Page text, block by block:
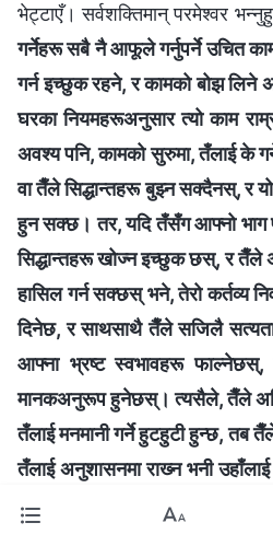
भेट्टाएँ। सर्वशक्तिमान्‌ परमेश्‍वर
गर्नेहरू सबै नै आफूले गर्नुपर्ने उचित काम
गर्न इच्छुक रहने, र कामको बोझ लिने
घरका नियमहरूअनुसार त्यो काम
अवश्य पनि, कामको सुरुमा, तँलाई के
वा तैँले सिद्धान्तहरू बुझ्न सक्दैनस्, र
हुन सक्छ। तर, यदि तँसँग आफ्नो भाग
सिद्धान्तहरू खोज्न इच्छुक छस्, र तैँले
हासिल गर्न सक्छस् भने, तेरो कर्तव्य
दिनेछ, र साथसाथै तैँले सजिलै
आफ्ना भ्रष्ट स्वभावहरू फाल्नेछस्,
मानकअनुरूप हुनेछस्। त्यसैले, तैँले
तँलाई मनमानी गर्ने हुटहुटी हुन्छ, तब तैँले
तँलाई अनुशासनमा राख्‍न भनी उहाँलाई
विद्रोह गर्नुपर्छ र आफूलाई